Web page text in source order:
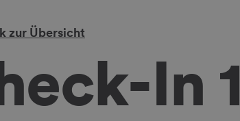
zur Übersicht
In 1